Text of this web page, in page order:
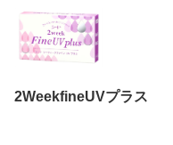
2WeekfineUVプラス